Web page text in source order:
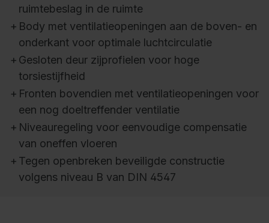
ruimtebeslag in de ruimte
+ Body met ventilatieopeningen aan de boven- en
onderkant voor optimale luchtcirculatie
+ Gesloten deur zijprofielen voor hoge
torsiestijfheid
+ Fronten bovendien met ventilatieopeningen voor
een nog doeltreffender ventilatie
+ Niveauregeling voor eenvoudige compensatie
van oneffen vloeren
+ Tegen openbreken beveiligde constructie
volgens niveau B van DIN 4547